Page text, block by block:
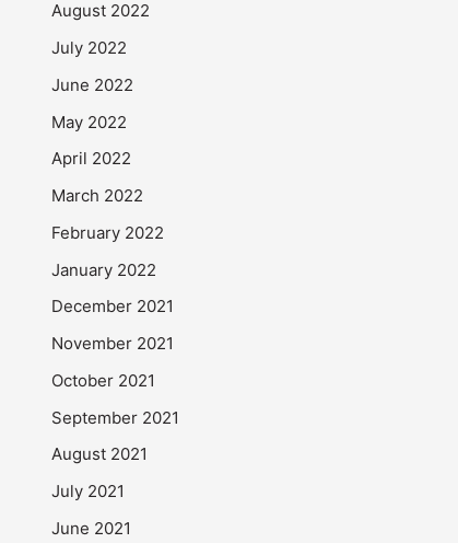
August 2022
July 2022
June 2022
May 2022
April 2022
March 2022
February 2022
January 2022
December 2021
November 2021
October 2021
September 2021
August 2021
July 2021
June 2021